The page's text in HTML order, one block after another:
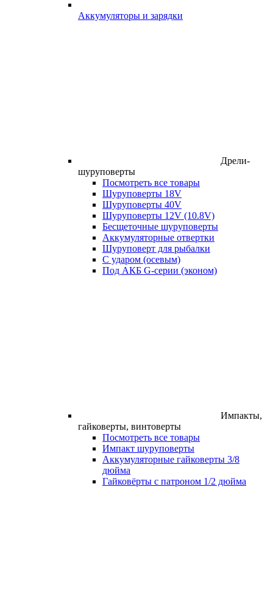
Аккумуляторы и зарядки
Дрели-
шуруповерты
Посмотреть все товары
Шуруповерты 18V
Шуруповерты 40V
Шуруповерты 12V (10.8V)
Бесщеточные шуруповерты
Аккумуляторные отвертки
Шуруповерт для рыбалки
С ударом (осевым)
Под АКБ G-серии (эконом)
Импакты,
гайковерты, винтоверты
Посмотреть все товары
Импакт шуруповерты
Аккумуляторные гайковерты 3/8
дюйма
Гайковёрты с патроном 1/2 дюйма